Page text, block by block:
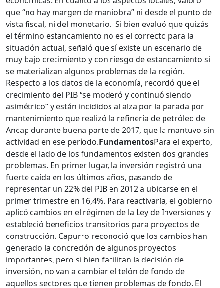
que “no hay margen de maniobra” ni desde el punto de
vista fiscal, ni del monetario. Si bien evaluó que quizás
el término estancamiento no es el correcto para la
situación actual, señaló que sí existe un escenario de
muy bajo crecimiento y con riesgo de estancamiento si
se materializan algunos problemas de la región.
Respecto a los datos de la economía, recordó que el
crecimiento del PIB “se moderó y continuó siendo
asimétrico” y están incididos al alza por la parada por
mantenimiento que realizó la refinería de petróleo de
Ancap durante buena parte de 2017, que la mantuvo sin
actividad en ese período.FundamentosPara el experto,
desde el lado de los fundamentos existen dos grandes
problemas. En primer lugar, la inversión registró una
fuerte caída en los últimos años, pasando de
representar un 22% del PIB en 2012 a ubicarse en el
primer trimestre en 16,4%. Para reactivarla, el gobierno
aplicó cambios en el régimen de la Ley de Inversiones y
estableció beneficios transitorios para proyectos de
construcción. Capurro reconoció que los cambios han
generado la concreción de algunos proyectos
importantes, pero si bien facilitan la decisión de
inversión, no van a cambiar el telón de fondo de
aquellos sectores que tienen problemas de fondo. El